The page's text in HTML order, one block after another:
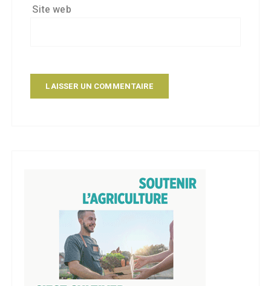
Site web